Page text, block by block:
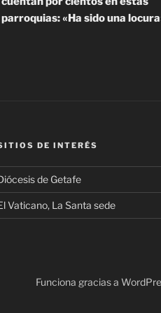
entradas
parroquias: «Ha sido una
DE INTERÉS
de Getafe
Vaticano, La Santa sede
Funciona gracias a